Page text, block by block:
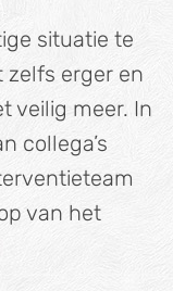
situatie te
erger en
veilig meer. In
collega’s
van het